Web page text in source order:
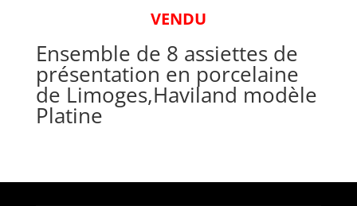
VENDU
Ensemble de 8 assiettes de
présentation en porcelaine
de Limoges,Haviland modèle
Platine